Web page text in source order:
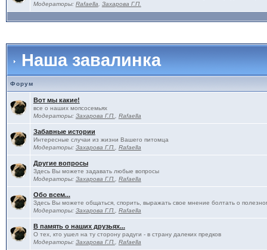
Модераторы: Rafaella Захарова Г.П.
Наша завалинка
Форум
Вот мы какие!
все о наших мопсосемьях
Модераторы: Захарова Г.П. Rafaella
Забавные истории
Интересные случаи из жизни Вашего питомца
Модераторы: Захарова Г.П. Rafaella
Другие вопросы
Здесь Вы можете задавать любые вопросы
Модераторы: Захарова Г.П. Rafaella
Обо всем...
Здесь Вы можете общаться, спорить, выражать свое мнение болтать о
Модераторы: Захарова Г.П. Rafaella
В память о наших друзьях...
О тех, кто ушел на ту сторону радуги - в страну далеких предков
Модераторы: Захарова Г.П. Rafaella